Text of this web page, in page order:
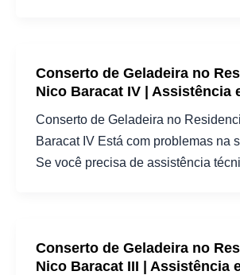
Conserto de Geladeira no
Nico Baracat IV | Assistência
Conserto de Geladeira no
Baracat IV Está com problemas na
Se você precisa de assistência
Conserto de Geladeira no
Nico Baracat III | Assistência